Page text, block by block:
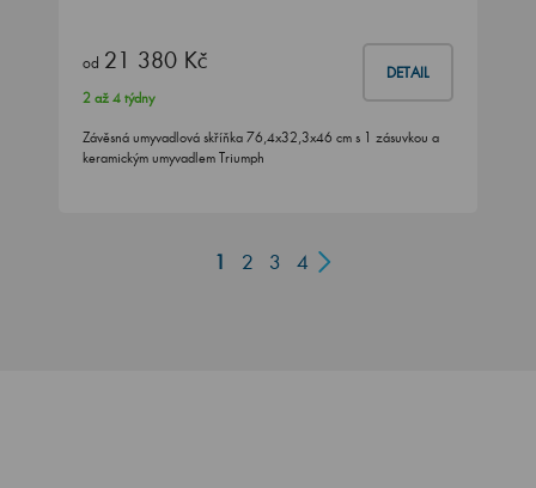
od 21 380 Kč DETAIL
2 až 4 týdny
Závěsná umyvadlová skříňka 76,4x32,3x46 cm s 1 zásuvkou a
keramickým umyvadlem Triumph
1 2 3 4